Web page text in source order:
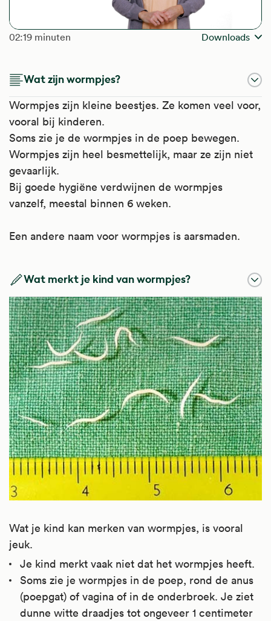
afspelen
The length of the video is
02:19 minuten Downloads
Wat zijn wormpjes?
Wormpjes zijn kleine beestjes. Ze komen veel voor,
vooral bij kinderen.
Soms zie je de wormpjes in de poep bewegen.
Wormpjes zijn heel besmettelijk, maar ze zijn niet
gevaarlijk.
Bij goede hygiëne verdwijnen de wormpjes
vanzelf, meestal binnen 6 weken.
Een andere naam voor wormpjes is aarsmaden.
Wat merkt je kind van wormpjes?
Wat je kind kan merken van wormpjes, is vooral
jeuk.
Je kind merkt vaak niet dat het wormpjes heeft.
Soms zie je wormpjes in de poep, rond de anus
(poepgat) of vagina of in de onderbroek. Je ziet
dunne witte draadjes tot ongeveer 1 centimeter